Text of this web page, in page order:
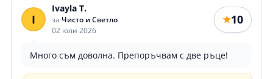
I
Ivayla T.
за Чисто и Светло
02 юли 2026
★10
Много съм доволна. Препоръчвам с две ръце!